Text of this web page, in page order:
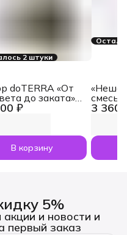
2 штуки
₽
doTERRA «От
до заката»
воздуха
В корзину
3 360
смесь
5%
и новости и
первый заказ